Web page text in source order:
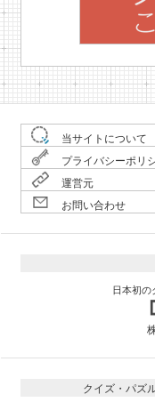
当サイトについて
プライバシーポリ
運営元
お問い合わせ
日本初の
クイズ・パズ